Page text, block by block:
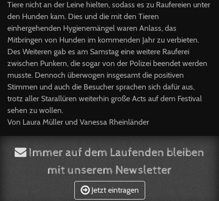
Tiere nicht an der Leine hielten, sodass es zu Raufereien unter
den Hunden kam. Dies und die mit den Tieren
einhergehenden Hygienemängel waren Anlass, das
Mitbringen von Hunden im kommenden Jahr zu verbieten.
Des Weiteren gab es am Samstag eine weitere Rauferei
zwischen Punkern, die sogar von der Polizei beendet werden
musste. Dennoch überwogen insgesamt die positiven
Stimmen und auch die Besucher sprachen sich dafür aus,
trotz aller Starallüren weiterhin große Acts auf dem Festival
sehen zu wollen.
Von Laura Müller und Vanessa Rheinländer
Immer auf dem Laufenden bleiben
mit unserem Newsletter
Jetzt eintragen